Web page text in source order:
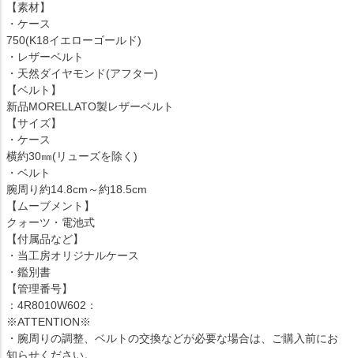
【素材】
・ケース
750(K18イエローゴールド)
・レザーベルト
・天然ダイヤモンド(アフター)
【ベルト】
新品MORELLATO製レザーベルト
【サイズ】
・ケース
横約30㎜(リューズを除く)
・ベルト
腕周り約14.8cm～約18.5cm
【ムーブメント】
クォーツ・電池式
【付属品など】
・当工房オリジナルケース
・鑑別書
【管理番号】
：4R8010W602：
※ATTENTION※
・腕周りの調整、ベルトの交換などが必要な場合は、ご購入前にお
知らせください。